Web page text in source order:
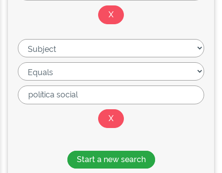
Start a new search